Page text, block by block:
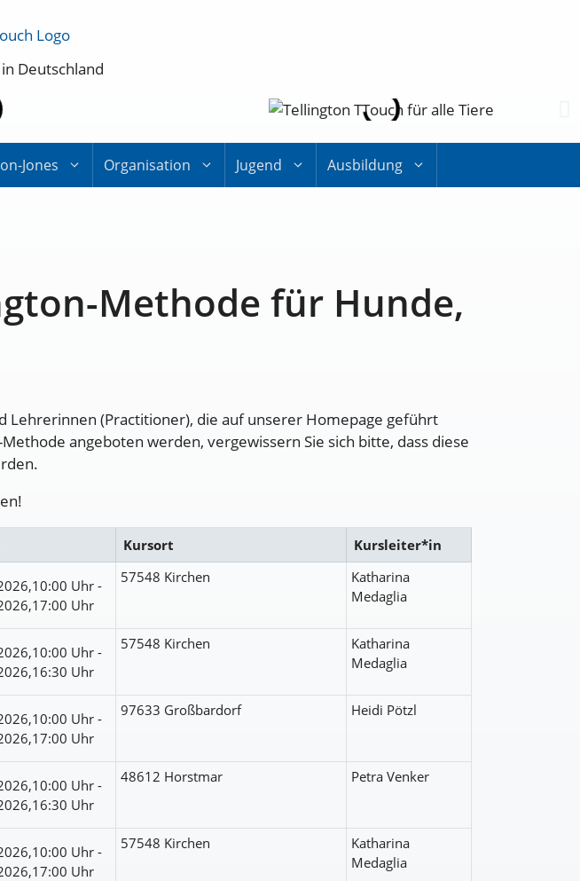
Deutschland
Jones Organisation Jugend Ausbildung
Methode für Hunde,
(Practitioner), die auf unserer Homepage geführt
angeboten werden, vergewissern Sie sich bitte, dass diese
Kursort Kursleiter*in
Uhr -
Uhr
57548 Kirchen
Katharina
Medaglia
Uhr -
Uhr
57548 Kirchen
Katharina
Medaglia
Uhr -
Uhr
97633 Großbardorf Heidi Pötzl
Uhr -
Uhr
48612 Horstmar Petra Venker
Uhr -
Uhr
57548 Kirchen
Katharina
Medaglia